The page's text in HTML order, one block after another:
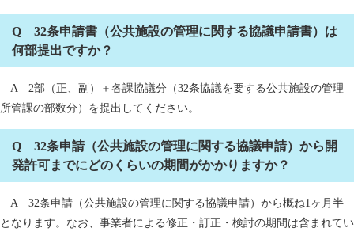
Q 32条申請書（公共施設の管理に関する協議申請書）は
何部提出ですか？
A 2部（正、副）＋各課協議分（32条協議を要する公共施設の管理
所管課の部数分）を提出してください。
Q 32条申請（公共施設の管理に関する協議申請）から開
発許可までにどのくらいの期間がかかりますか？
A 32条申請（公共施設の管理に関する協議申請）から概ね1ヶ月半
となります。なお、事業者による修正・訂正・検討の期間は含まれてい